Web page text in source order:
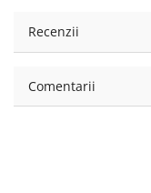
Recenzii
Comentarii